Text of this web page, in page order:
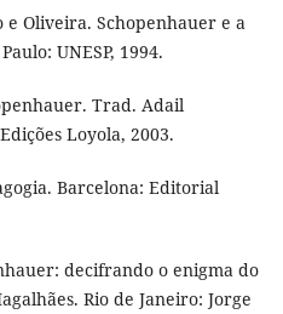
e Oliveira. Schopenhauer e a
UNESP, 1994.
Trad. Adail
Loyola, 2003.
Barcelona: Editorial
decifrando o enigma do
Rio de Janeiro: Jorge